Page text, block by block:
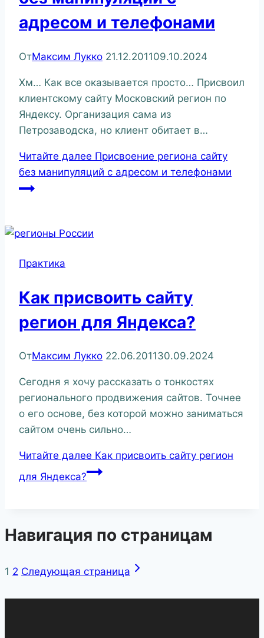
адресом и телефонами
ОтМаксим Лукко 21.12.201109.10.2024
Хм… Как все оказывается просто… Присвоил
клиентскому сайту Московский регион по
Яндексу. Организация сама из
Петрозаводска, но клиент обитает в…
Читайте далее Присвоение региона сайту
без манипуляций с адресом и телефонами
Практика
Как присвоить сайту
регион для Яндекса?
ОтМаксим Лукко 22.06.201130.09.2024
Сегодня я хочу рассказать о тонкостях
регионального продвижения сайтов. Точнее
о его основе, без которой можно заниматься
сайтом очень сильно…
Читайте далее Как присвоить сайту регион
для Яндекса?
Навигация по страницам
1 2 Следующая страница